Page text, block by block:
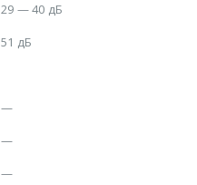
29 — 40 дБ
51 дБ
—
—
—